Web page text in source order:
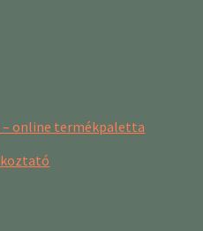
online termékpaletta